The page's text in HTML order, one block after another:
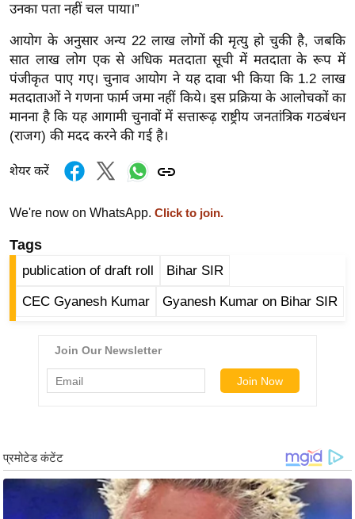
इं
डि
या
सा
हि
त्य
ज
त
व
र्ल्ड
ज
न
ज
उनका पता नहीं चल पाया।”
आयोग के अनुसार अन्य 22 लाख लोगों की मृत्यु हो चुकी है, जबकि
सात लाख लोग एक से अधिक मतदाता सूची में मतदाता के रूप में
पंजीकृत पाए गए। चुनाव आयोग ने यह दावा भी किया कि 1.2 लाख
मतदाताओं ने गणना फार्म जमा नहीं किये। इस प्रक्रिया के आलोचकों का
मानना है कि यह आगामी चुनावों में सत्तारूढ़ राष्ट्रीय जनतांत्रिक गठबंधन
(राजग) की मदद करने की गई है।
शेयर करें
We're now on WhatsApp. Click to join.
Tags
publication of draft roll Bihar SIR
CEC Gyanesh Kumar Gyanesh Kumar on Bihar SIR